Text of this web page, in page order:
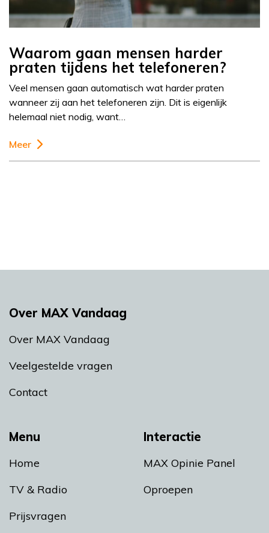
Waarom gaan mensen harder
praten tijdens het telefoneren?
Veel mensen gaan automatisch wat harder praten
wanneer zij aan het telefoneren zijn. Dit is eigenlijk
helemaal niet nodig, want…
Meer
Menu
Home
TV & Radio
Prijsvragen
Interactie
MAX Opinie Panel
Oproepen
Over MAX Vandaag
Over MAX Vandaag
Veelgestelde vragen
Contact